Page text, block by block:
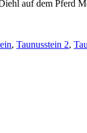
auf dem Pferd
, Taunusstein 2,